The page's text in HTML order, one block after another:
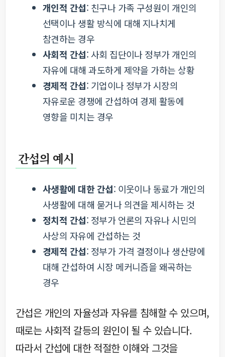
개인적 간섭: 친구나 가족 구성원이 개인의
선택이나 생활 방식에 대해 지나치게
참견하는 경우
사회적 간섭: 사회 집단이나 정부가 개인의
자유에 대해 과도하게 제약을 가하는 상황
경제적 간섭: 기업이나 정부가 시장의
자유로운 경쟁에 간섭하여 경제 활동에
영향을 미치는 경우
간섭의 예시
사생활에 대한 간섭: 이웃이나 동료가 개인의
사생활에 대해 묻거나 의견을 제시하는 것
정치적 간섭: 정부가 언론의 자유나 시민의
사상의 자유에 간섭하는 것
경제적 간섭: 정부가 가격 결정이나 생산량에
대해 간섭하여 시장 메커니즘을 왜곡하는
경우
간섭은 개인의 자율성과 자유를 침해할 수 있으며,
때로는 사회적 갈등의 원인이 될 수 있습니다.
따라서 간섭에 대한 적절한 이해와 그것을